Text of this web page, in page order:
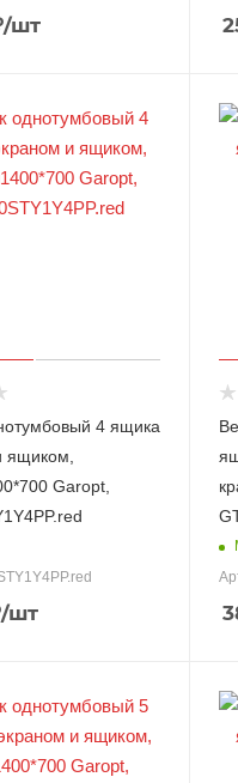
/шт
4 ящика
ящиком,
Garopt,
/шт